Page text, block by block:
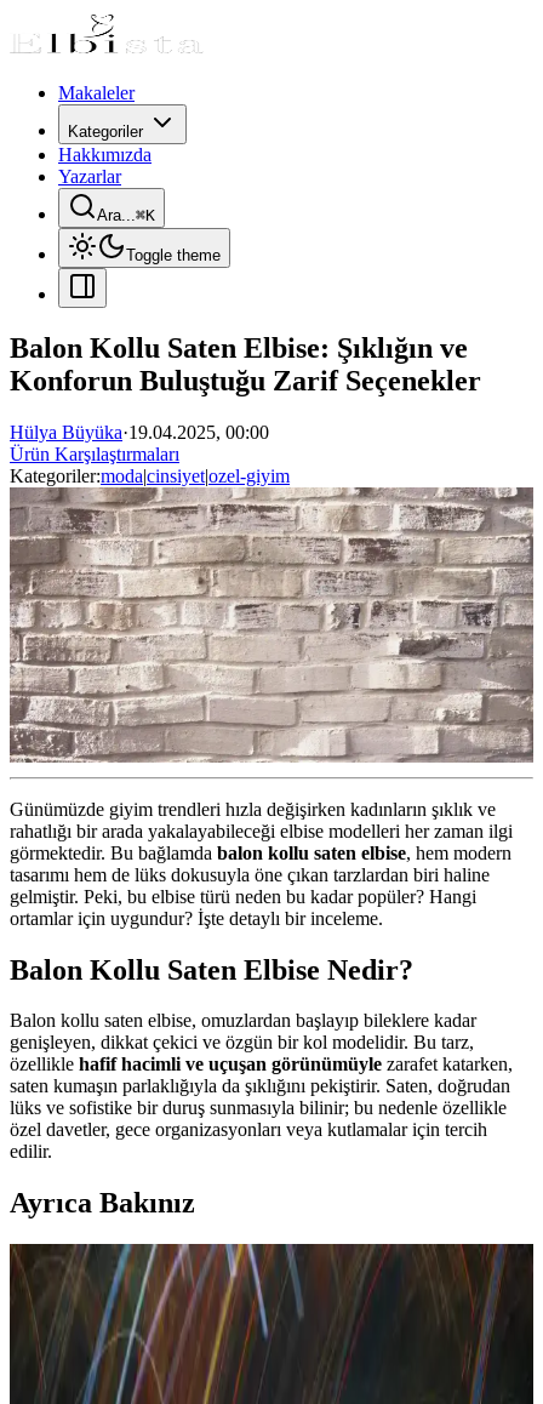
Makaleler
Kategoriler
Hakkımızda
Yazarlar
Ara...⌘K
Toggle theme
Balon Kollu Saten Elbise: Şıklığın ve
Konforun Buluştuğu Zarif Seçenekler
Hülya Büyüka·19.04.2025, 00:00
Ürün Karşılaştırmaları
Kategoriler:moda|cinsiyet|ozel-giyim
Günümüzde giyim trendleri hızla değişirken kadınların şıklık ve
rahatlığı bir arada yakalayabileceği elbise modelleri her zaman ilgi
görmektedir. Bu bağlamda balon kollu saten elbise, hem modern
tasarımı hem de lüks dokusuyla öne çıkan tarzlardan biri haline
gelmiştir. Peki, bu elbise türü neden bu kadar popüler? Hangi
ortamlar için uygundur? İşte detaylı bir inceleme.
Balon Kollu Saten Elbise Nedir?
Balon kollu saten elbise, omuzlardan başlayıp bileklere kadar
genişleyen, dikkat çekici ve özgün bir kol modelidir. Bu tarz,
özellikle hafif hacimli ve uçuşan görünümüyle zarafet katarken,
saten kumaşın parlaklığıyla da şıklığını pekiştirir. Saten, doğrudan
lüks ve sofistike bir duruş sunmasıyla bilinir; bu nedenle özellikle
özel davetler, gece organizasyonları veya kutlamalar için tercih
edilir.
Ayrıca Bakınız
Kravat ve Elbise Uyumu: Renk Seçimi ve Stil
Dengesi Üzerine Profesyonel Rehber
Kravat ve elbise uyumu, renklerin tamamlayıcılığı ve kıyafetlerin
genel dengesiyle şıklık yaratır. Tam eşleşmeden kaçınılarak, kişisel
stil ve sosyal anlam göz önünde bulundurulur.